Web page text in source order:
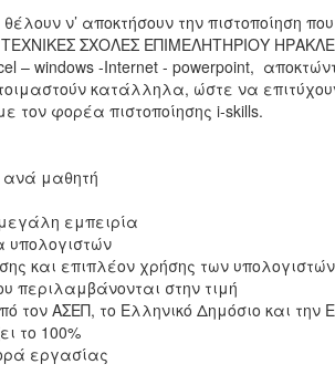
ν’ αποκτήσουν την πιστοποίηση
ΣΧΟΛΕΣ ΕΠΙΜΕΛΗΤΗΡΙΟΥ
– windows -Internet - powerpoint,
κατάλληλα, ώστε να
τον φορέα πιστοποίησης i-skills.
ανά μαθητή
εμπειρία
υπολογιστών
και επιπλέον χρήσης των υπολογιστών
περιλαμβάνονται στην τιμή
τον ΑΣΕΠ, το Ελληνικό Δημόσιο και την
το 100%
εργασίας